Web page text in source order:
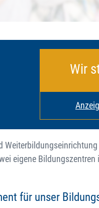
Wir
eigene Bildungszentren
für unser